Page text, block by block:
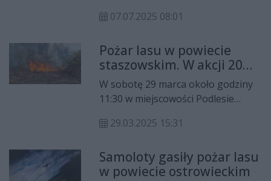
dostępnego pożaru na obrzeżach
07.07.2025 08:01
Pożar lasu w powiecie
staszowskim. W akcji 20
zastępów strażackich oraz
samolot gaśniczy
W sobotę 29 marca około godziny
11:30 w miejscowości Podlesie
lasu. Ogień został już opanowany.
29.03.2025 15:31
Samoloty gasiły pożar lasu
w powiecie ostrowieckim